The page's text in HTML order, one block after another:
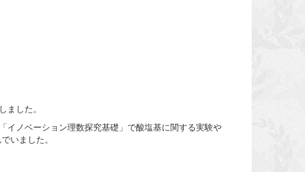
した。
ノベーション理数探究基礎」で酸塩基に関する実験や
いました。